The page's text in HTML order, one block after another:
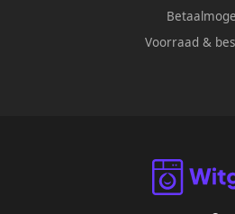
Voorraad &